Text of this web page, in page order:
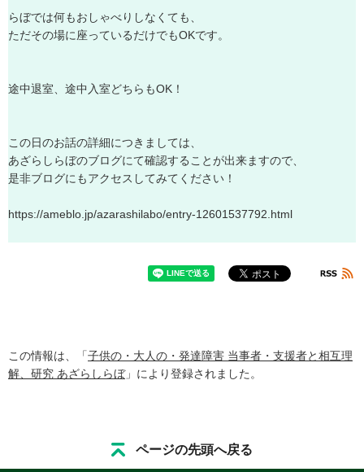
らぼでは何もお し ゃべり しな く ても
ただその場に座っているだけでもOKです。
途中退室 途中 入室どちら もOK ！
こ の日のお話の詳細につき ま しては
あざら し らぼのブログにて確認する こ とが出来ますので
是非ブログに もアクセス してみて く ださ い ！
https://ameblo jp/azarashilabo/entry-1 2601537792 html
この情報は、「子供の・大人の・発達障害 当事者・支援者と相互理
解、研究 あざらしらぼ」により登録されました。
ページの先頭へ戻る